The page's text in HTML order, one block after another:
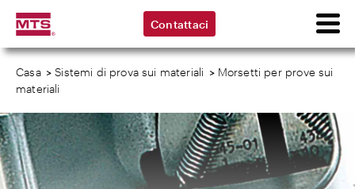
Contattaci
Casa >Sistemi di prova sui materiali > Morsetti per prove sui
materiali